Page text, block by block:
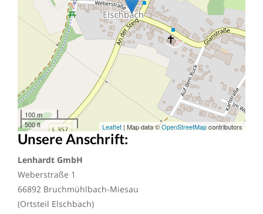
100 m
500 ft
Leaflet | Map data ©OpenStreetMapcontributors
Unsere Anschrift:
Lenhardt GmbH
Weberstraße 1
66892 Bruchmühlbach-Miesau
(Ortsteil Elschbach)